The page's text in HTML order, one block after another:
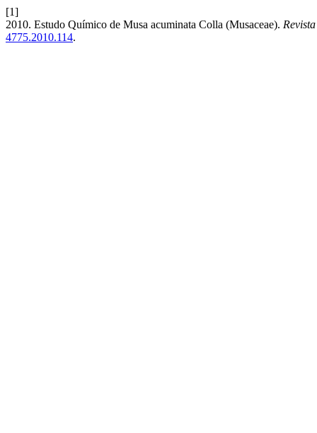
[1]
2010. Estudo Químico de Musa acuminata Colla (Musaceae).
4775.2010.114.